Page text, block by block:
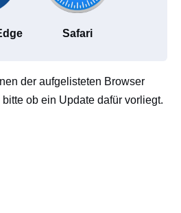
Safari
der aufgelisteten Browser
ob ein Update dafür vorliegt.